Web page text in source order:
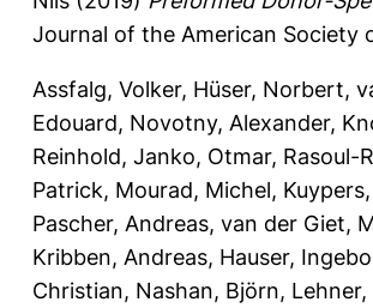
Journal of the American Society
Assfalg, Volker, Hüser, Norbert,
Edouard, Novotny, Alexander,
Reinhold, Janko, Otmar, Rasoul-
Patrick, Mourad, Michel,
Pascher, Andreas, van der Giet,
Kribben, Andreas, Hauser,
Christian, Nashan, Björn,